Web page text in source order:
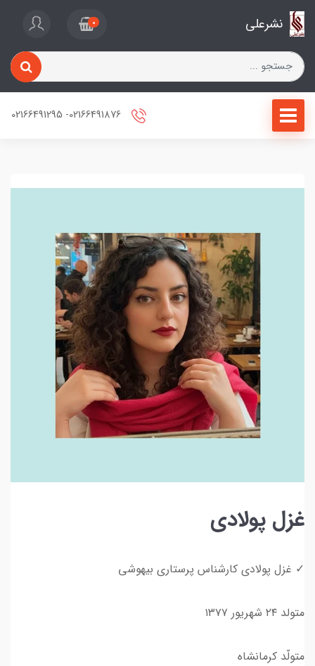
نشرعلی 0
غزل پولادی
✓ غزل پولادی کارشناس پرستاری بیهوشی
متولد ۲۴ شهریور ۱۳۷۷
متولّد کرمانشاه